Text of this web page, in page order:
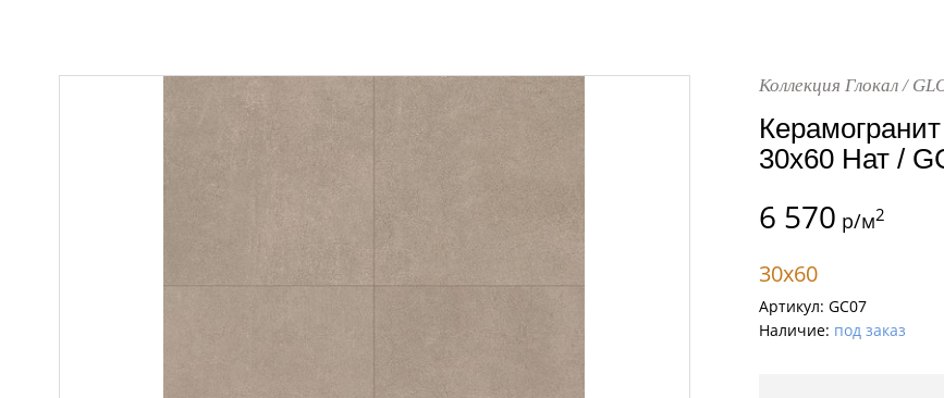
Коллекция Глокал /
30x60 Нат /
6 570 р/м2
30x60
Артикул: GC07
Наличие: под заказ